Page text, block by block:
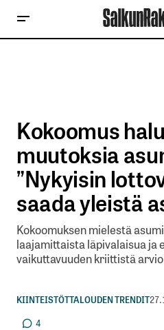
Kokoomus
muutoksia
”Nykyisin
saada yleistä
Kokoomuksen mielestä
laajamittaista läpivalaisua ja
vaikuttavuuden kriittistä
KIINTEISTÖTTALOUDEN TRENDIT
4